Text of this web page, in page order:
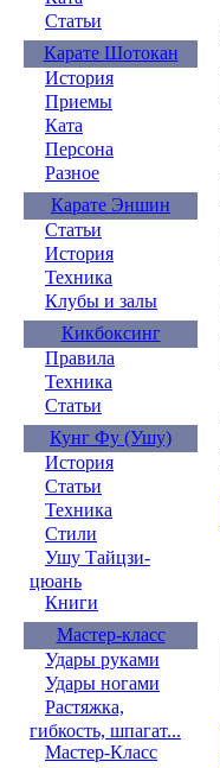
Статьи
Карате Шотокан
История
Приемы
Ката
Персона
Разное
Карате Эншин
Статьи
История
Техника
Клубы и залы
Кикбоксинг
Правила
Техника
Статьи
Кунг Фу (Ушу)
История
Статьи
Техника
Стили
Ушу Тайцзи-
цюань
Книги
Мастер-класс
Удары руками
Удары ногами
Растяжка,
гибкость, шпагат...
Мастер-Класс